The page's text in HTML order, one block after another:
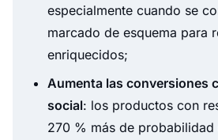
especialmente cuando se
marcado de esquema para
enriquecidos;
Aumenta las conversiones
social: los productos con
270 % más de probabilidad